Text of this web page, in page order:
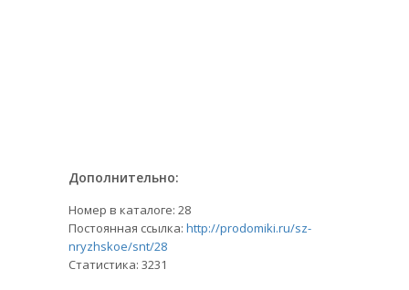
Дополнительно:
Номер в каталоге: 28
Постоянная ссылка: http://prodomiki.ru/sz-
nryzhskoe/snt/28
Статистика: 3231